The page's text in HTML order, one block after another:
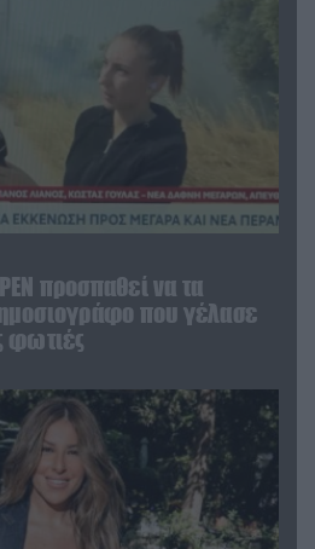
προσπαθεί να τα
που γέλασε
φωτιές